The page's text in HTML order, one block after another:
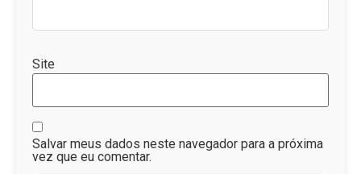
Site
Salvar meus dados neste navegador para a próxima
vez que eu comentar.